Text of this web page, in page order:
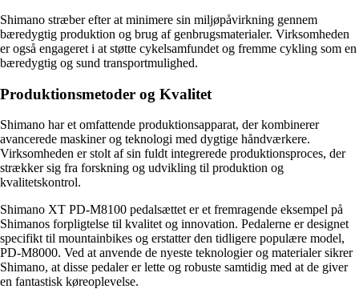
Shimano stræber efter at minimere sin miljøpåvirkning gennem
bæredygtig produktion og brug af genbrugsmaterialer. Virksomheden
er også engageret i at støtte cykelsamfundet og fremme cykling som en
bæredygtig og sund transportmulighed.
Produktionsmetoder og Kvalitet
Shimano har et omfattende produktionsapparat, der kombinerer
avancerede maskiner og teknologi med dygtige håndværkere.
Virksomheden er stolt af sin fuldt integrerede produktionsproces, der
strækker sig fra forskning og udvikling til produktion og
kvalitetskontrol.
Shimano XT PD-M8100 pedalsættet er et fremragende eksempel på
Shimanos forpligtelse til kvalitet og innovation. Pedalerne er designet
specifikt til mountainbikes og erstatter den tidligere populære model,
PD-M8000. Ved at anvende de nyeste teknologier og materialer sikrer
Shimano, at disse pedaler er lette og robuste samtidig med at de giver
en fantastisk køreoplevelse.